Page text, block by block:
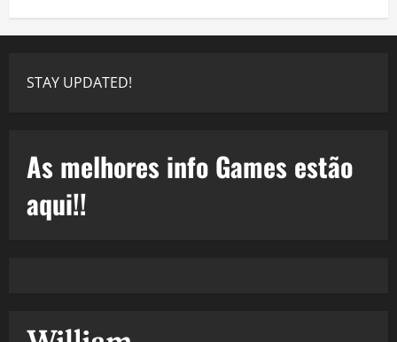
STAY UPDATED!
As melhores info Games estão
aqui!!